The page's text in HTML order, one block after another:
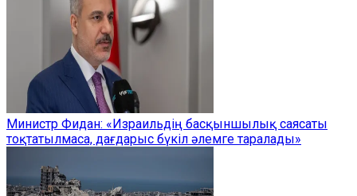
Министр Фидан: «Израильдің басқыншылық саясаты
тоқтатылмаса, дағдарыс бүкіл әлемге таралады»